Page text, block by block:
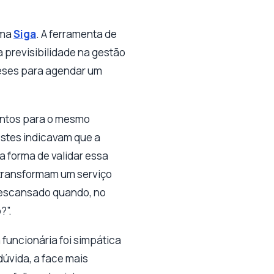
Siga. A ferramenta de
previsibilidade na gestão
para agendar um
para o mesmo
indicavam que a
forma de validar essa
um serviço
quando, no
funcionária foi simpática
a face mais